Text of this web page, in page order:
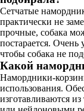
Сетчатые
практически не
прочные, собака
постарается. Очень
чтобы собака не
Какой
Намордники-
использования.
изготавливаются